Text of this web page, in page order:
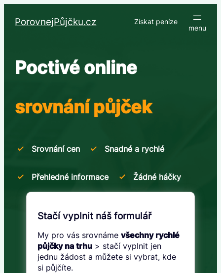
PorovnejPůjčku.cz Získat peníze
Poctivé online
srovnání půjček
Srovnání cen Snadné a rychlé
Přehledné informace Žádné háčky
Stačí vyplnit náš formulář
My pro vás srovnámevšechny rychlé
půjčky na trhu > stačí vyplnit jen
jednu žádost a můžete si vybrat, kde
si půjčíte.